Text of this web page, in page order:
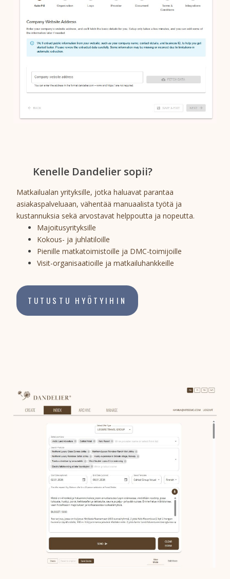
Kenelle Dandelier sopii?
Matkailualan yrityksille, jotka haluavat parantaa
asiakaspalveluaan, vähentää manuaalista työtä ja
kustannuksia sekä arvostavat helppoutta ja nopeutta.
Majoitusyrityksille
Kokous- ja juhlatiloille
Pienille matkatoimistoille ja DMC-toimijoille
Visit-organisaatioille ja matkailuhankkeille
TUTUSTU HYÖTYIHIN